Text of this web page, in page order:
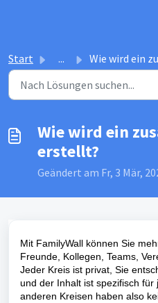
Start ... Wie wird ein zusätzlicher
Wie wird ein
erstellt?
Geändert am Fr, 3 Mär,
Mit FamilyWall können Sie
Freunde, Kollegen, Teams,
Jeder Kreis ist privat, Sie
und der Inhalt ist spezifisch
anderen Kreisen haben also